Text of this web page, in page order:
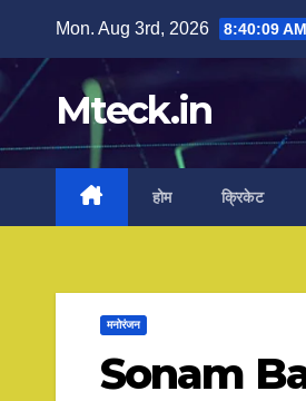
content
Mon. Aug 3rd, 2026 8:40:10 AM
Mteck.in
होम क्रिकेट
मनोरंजन
Sonam